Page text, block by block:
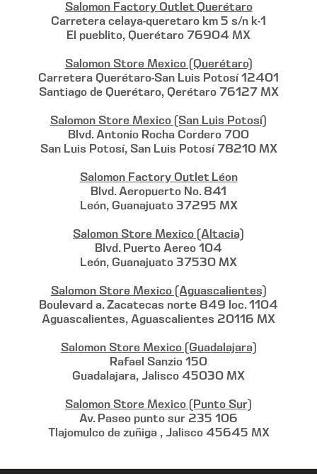
Salomon Factory Outlet Querétaro
Carretera celaya-queretaro km 5 s/n k-1
El pueblito, Querétaro 76904 MX
Salomon Store Mexico (Querétaro)
Carretera Querétaro-San Luis Potosí 12401
Santiago de Querétaro, Qerétaro 76127 MX
Salomon Store Mexico (San Luis Potosí)
Blvd. Antonio Rocha Cordero 700
San Luis Potosí, San Luis Potosí 78210 MX
Salomon Factory Outlet Léon
Blvd. Aeropuerto No. 841
León, Guanajuato 37295 MX
Salomon Store Mexico (Altacia)
Blvd. Puerto Aereo 104
León, Guanajuato 37530 MX
Salomon Store Mexico (Aguascalientes)
Boulevard a. Zacatecas norte 849 loc. 1104
Aguascalientes, Aguascalientes 20116 MX
Salomon Store Mexico (Guadalajara)
Rafael Sanzio 150
Guadalajara, Jalisco 45030 MX
Salomon Store Mexico (Punto Sur)
Av. Paseo punto sur 235 106
Tlajomulco de zuñiga , Jalisco 45645 MX